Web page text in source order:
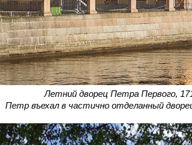
Летний дворец Петра Первого,
Петр въехал в частично отделанный